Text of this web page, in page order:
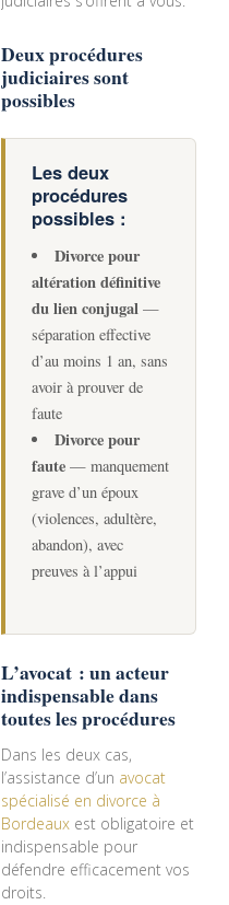
Deux procédures
judiciaires sont
possibles
Les deux
procédures
possibles :
Divorce pour
altération définitive
du lien conjugal —
séparation effective
d’au moins 1 an, sans
avoir à prouver de
faute
Divorce pour
faute — manquement
grave d’un époux
(violences, adultère,
abandon), avec
preuves à l’appui
L’avocat : un acteur
indispensable dans
toutes les procédures
Dans les deux cas,
l’assistance d’un avocat
spécialisé en divorce à
Bordeaux est obligatoire et
indispensable pour
défendre efficacement vos
droits.